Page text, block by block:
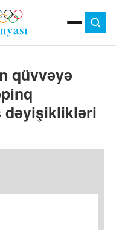
qüvvəyə
dəyişiklikləri